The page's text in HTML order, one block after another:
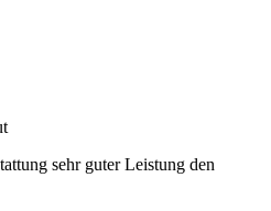
sehr guter Leistung den